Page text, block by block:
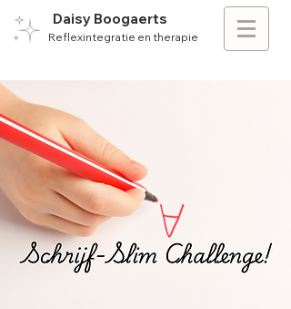
Daisy Boogaerts
Reflexintegratie en therapie